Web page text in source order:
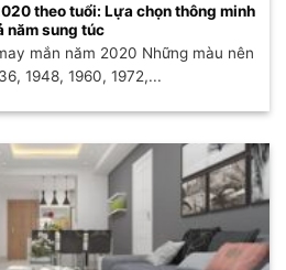
theo tuổi: Lựa chọn thông minh
năm sung túc
mắn năm 2020 Những màu nên
1948, 1960, 1972,...